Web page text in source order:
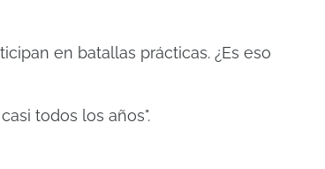
en batallas prácticas. ¿Es eso
todos los años".